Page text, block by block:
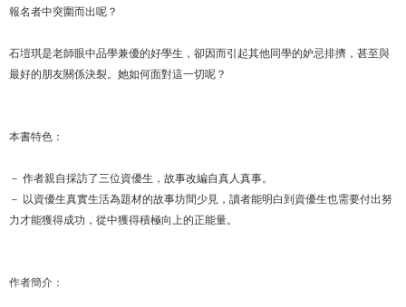
報名者中突圍而出呢？
石塏琪是老師眼中品學兼優的好學生，卻因而引起其他同學的妒忌排擠，甚至與
最好的朋友關係決裂。她如何面對這一切呢？
本書特色：
－ 作者親自採訪了三位資優生，故事改編自真人真事。
－ 以資優生真實生活為題材的故事坊間少見，讀者能明白到資優生也需要付出努
力才能獲得成功，從中獲得積極向上的正能量。
作者簡介：